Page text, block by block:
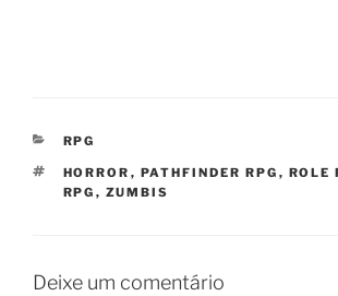
CATEGORIAS
RPG
TAGS
HORROR , PATHFINDER RPG , ROLE
RPG , ZUMBIS
Deixe um comentário